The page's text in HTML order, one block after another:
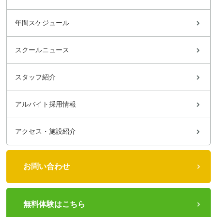
年間スケジュール
スクールニュース
スタッフ紹介
アルバイト採用情報
アクセス・施設紹介
お問い合わせ
無料体験はこちら